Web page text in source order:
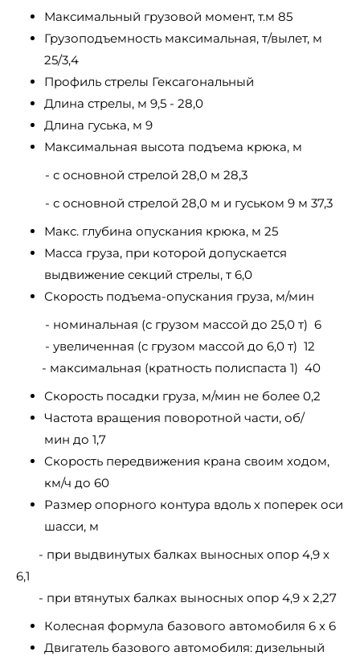
Максимальный грузовой момент, т.м 85
Грузоподъемность максимальная, т/вылет, м
25/3,4
Профиль стрелы Гексагональный
Длина стрелы, м 9,5 - 28,0
Длина гуська, м 9
Максимальная высота подъема крюка, м
- с основной стрелой 28,0 м 28,3
- с основной стрелой 28,0 м и гуськом 9 м 37,3
Макс. глубина опускания крюка, м 25
Масса груза, при которой допускается
выдвижение секций стрелы, т 6,0
Скорость подъема-опускания груза, м/мин
- номинальная (с грузом массой до 25,0 т) 6
- увеличенная (с грузом массой до 6,0 т) 12
- максимальная (кратность полиспаста 1) 40
Скорость посадки груза, м/мин не более 0,2
Частота вращения поворотной части, об/
мин до 1,7
Скорость передвижения крана своим ходом,
км/ч до 60
Размер опорного контура вдоль х поперек оси
шасси, м
- при выдвинутых балках выносных опор 4,9 х
6,1
- при втянутых балках выносных опор 4,9 х 2,27
Колесная формула базового автомобиля 6 х 6
Двигатель базового автомобиля: дизельный